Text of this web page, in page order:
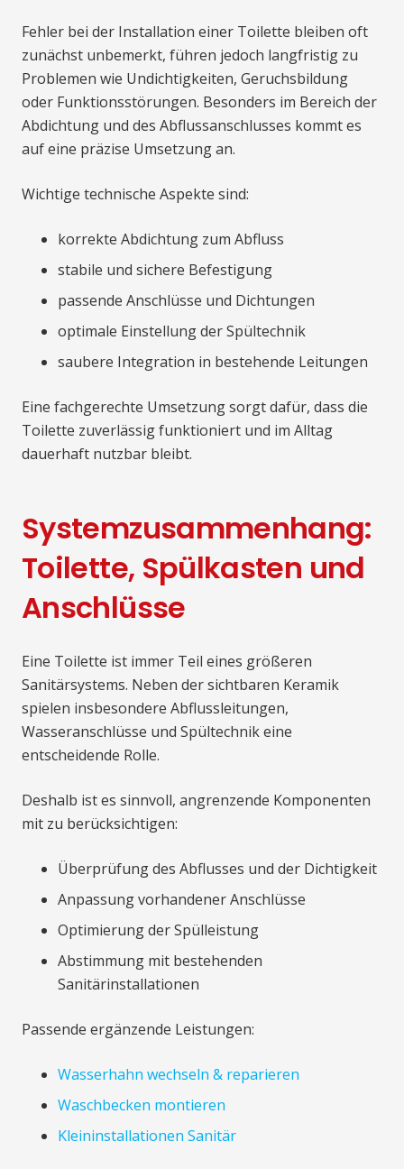
Fehler bei der Installation einer Toilette bleiben oft
zunächst unbemerkt, führen jedoch langfristig zu
Problemen wie Undichtigkeiten, Geruchsbildung
oder Funktionsstörungen. Besonders im Bereich der
Abdichtung und des Abflussanschlusses kommt es
auf eine präzise Umsetzung an.
Wichtige technische Aspekte sind:
korrekte Abdichtung zum Abfluss
stabile und sichere Befestigung
passende Anschlüsse und Dichtungen
optimale Einstellung der Spültechnik
saubere Integration in bestehende Leitungen
Eine fachgerechte Umsetzung sorgt dafür, dass die
Toilette zuverlässig funktioniert und im Alltag
dauerhaft nutzbar bleibt.
Systemzusammenhang:
Toilette, Spülkasten und
Anschlüsse
Eine Toilette ist immer Teil eines größeren
Sanitärsystems. Neben der sichtbaren Keramik
spielen insbesondere Abflussleitungen,
Wasseranschlüsse und Spültechnik eine
entscheidende Rolle.
Deshalb ist es sinnvoll, angrenzende Komponenten
mit zu berücksichtigen:
Überprüfung des Abflusses und der Dichtigkeit
Anpassung vorhandener Anschlüsse
Optimierung der Spülleistung
Abstimmung mit bestehenden
Sanitärinstallationen
Passende ergänzende Leistungen:
Wasserhahn wechseln & reparieren
Waschbecken montieren
Kleininstallationen Sanitär